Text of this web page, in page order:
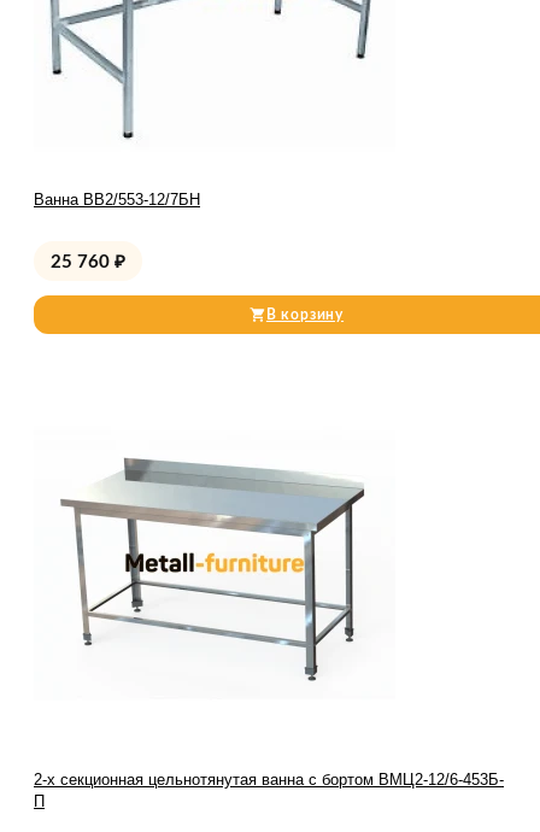
Ванна ВВ2/553-12/7БН
25 760 ₽
В корзину
2-х секционная цельнотянутая ванна с бортом ВМЦ2-12/6-453Б-
П